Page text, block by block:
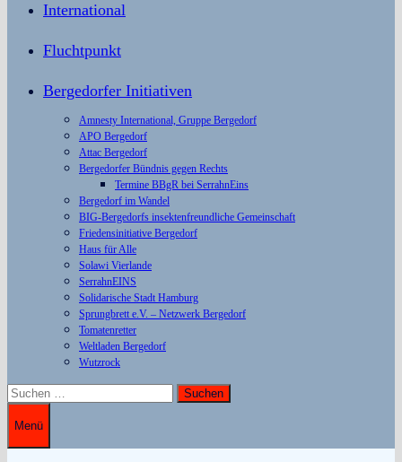
International
Fluchtpunkt
Bergedorfer Initiativen
Amnesty International, Gruppe Bergedorf
APO Bergedorf
Attac Bergedorf
Bergedorfer Bündnis gegen Rechts
Termine BBgR bei SerrahnEins
Bergedorf im Wandel
BIG-Bergedorfs insektenfreundliche Gemeinschaft
Friedensinitiative Bergedorf
Haus für Alle
Solawi Vierlande
SerrahnEINS
Solidarische Stadt Hamburg
Sprungbrett e.V. – Netzwerk Bergedorf
Tomatenretter
Weltladen Bergedorf
Wutzrock
Suchen
nach:
Menü